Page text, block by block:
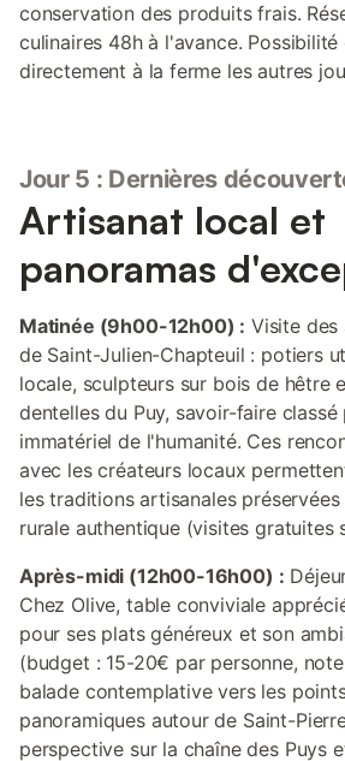
conservation des produits frais.
culinaires 48h à l'avance.
directement à la ferme les autres
Jour 5 : Dernières
Artisanat local et
panoramas
Matinée (9h00-12h00) : Visite des
de Saint-Julien-Chapteuil : potiers
locale, sculpteurs sur bois de hêtre
dentelles du Puy, savoir-faire
immatériel de l'humanité. Ces
avec les créateurs locaux
les traditions artisanales
rurale authentique (visites gratuites
Après-midi (12h00-16h00) :
Chez Olive, table conviviale
pour ses plats généreux et son
(budget : 15-20€ par personne,
balade contemplative vers les
panoramiques autour de Saint-
perspective sur la chaîne des Puys